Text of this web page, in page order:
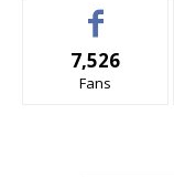
7,526
Fans